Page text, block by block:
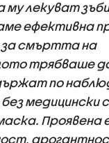
лекуват
ефективна
за смъртта на
трябваше
по
медицински
Проявена